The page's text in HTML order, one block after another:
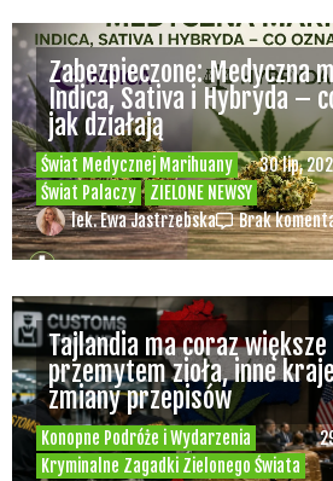
Świat Medycznej Marihuany
Świat Palaczy
ZIELONE NEWSY
30 lip,
Zabezpieczone: Medyczna
Indica, Sativa i Hybryda –
jak działają
lek. Ewa Jastrzebska Brak
Konopne Podróże i Wydarzenia
Kryminalne Zagadki Zielonego Świata
Tajlandia ma coraz
przemytem zioła, inne
zmiany przepisów